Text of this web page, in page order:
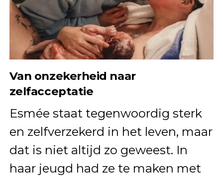
Van onzekerheid naar
zelfacceptatie
Esmée staat tegenwoordig sterk
en zelfverzekerd in het leven, maar
dat is niet altijd zo geweest. In
haar jeugd had ze te maken met